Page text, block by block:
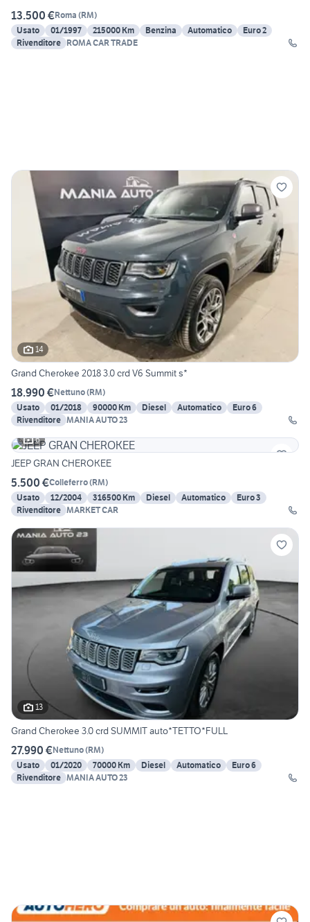
13.500 €Roma (RM)
Usato
01/1997 215000 Km Benzina Automatico
Euro 2
Rivenditore ROMA CAR TRADE
14
Grand Cherokee 2018 3.0 crd V6 Summit s*
18.990 €Nettuno(RM)
Usato
01/2018 90000 Km Diesel Automatico
Euro 6
Rivenditore MANIA AUTO 23
6
JEEP GRAN CHEROKEE
5.500 €Colleferro(RM)
Usato
12/2004 316500 Km Diesel Automatico
Euro 3
Rivenditore MARKET CAR
13
Grand Cherokee 3.0 crd SUMMIT auto*TETTO*FULL
27.990 €Nettuno(RM)
Usato
01/2020 70000 Km Diesel Automatico
Euro 6
Rivenditore MANIA AUTO 23